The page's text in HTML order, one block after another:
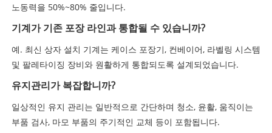
노동력을 50%~80% 줄입니다.
기계가 기존 포장 라인과 통합될 수 있습니까?
예. 최신 상자 설치 기계는 케이스 포장기, 컨베이어, 라벨링 시스템
및 팔레타이징 장비와 원활하게 통합되도록 설계되었습니다.
유지관리가 복잡합니까?
일상적인 유지 관리는 일반적으로 간단하며 청소, 윤활, 움직이는
부품 검사, 마모 부품의 주기적인 교체 등이 포함됩니다.